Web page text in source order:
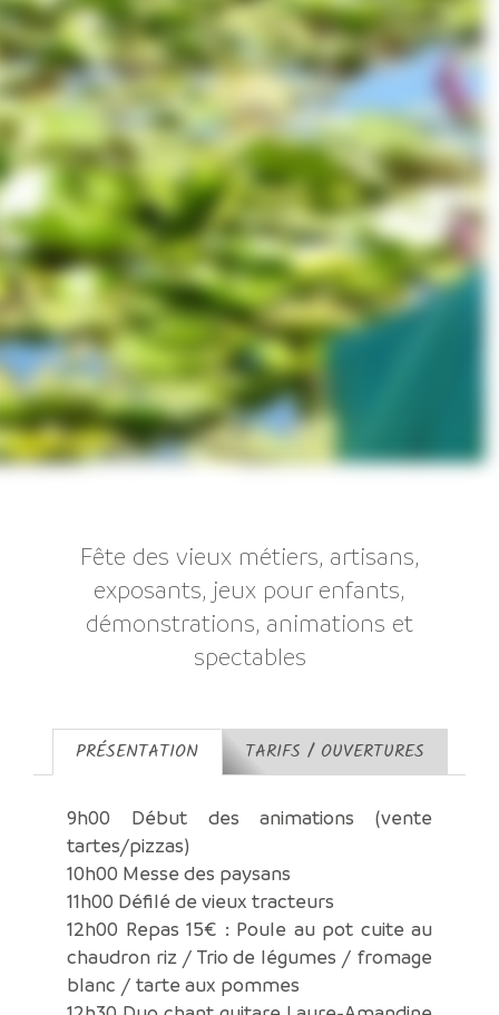
Fête des vieux métiers, artisans,
exposants, jeux pour enfants,
démonstrations, animations et
spectables
PRÉSENTATION TARIFS / OUVERTURES
9h00 Début des animations (vente
tartes/pizzas)
10h00 Messe des paysans
11h00 Défilé de vieux tracteurs
12h00 Repas 15€ : Poule au pot cuite au
chaudron riz / Trio de légumes / fromage
blanc / tarte aux pommes